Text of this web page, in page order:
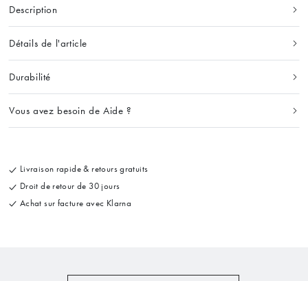
Description
Détails de l'article
Durabilité
Vous avez besoin de Aide ?
Livraison rapide & retours gratuits
Droit de retour de 30 jours
Achat sur facture avec Klarna